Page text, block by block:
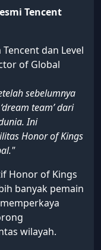
Tencent
dan Level
of Global
sebelumnya
team’ dari
Ini
Honor of Kings
Honor of Kings
banyak pemain
wilayah.